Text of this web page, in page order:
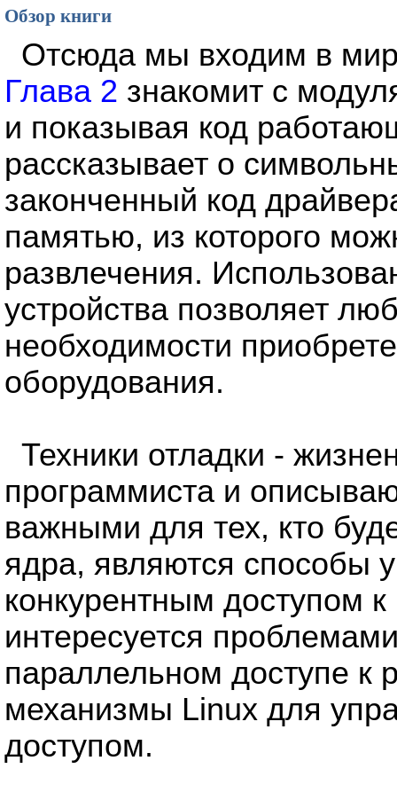
Обзор книги
Отсюда мы входим в
Глава 2 знакомит с
и показывая код
рассказывает о
законченный код
памятью, из которого
развлечения.
устройства позволяет
необходимости
оборудования.
Техники отладки -
программиста и
важными для тех, кто
ядра, являются способы
конкурентным доступом
интересуется
параллельном доступе к
механизмы Linux для
доступом.